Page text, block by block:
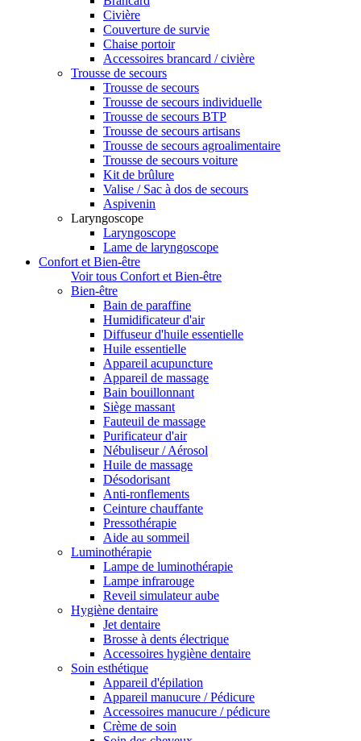
Civière
Couverture de survie
Chaise portoir
Accessoires brancard / civière
Trousse de secours
Trousse de secours
Trousse de secours individuelle
Trousse de secours BTP
Trousse de secours artisans
Trousse de secours agroalimentaire
Trousse de secours voiture
Kit de brûlure
Valise / Sac à dos de secours
Aspivenin
Laryngoscope
Laryngoscope
Lame de laryngoscope
Confort et Bien-être
Voir tous Confort et Bien-être
Bien-être
Bain de paraffine
Humidificateur d'air
Diffuseur d'huile essentielle
Huile essentielle
Appareil acupuncture
Appareil de massage
Bain bouillonnant
Siège massant
Fauteuil de massage
Purificateur d'air
Nébuliseur / Aérosol
Huile de massage
Désodorisant
Anti-ronflements
Ceinture chauffante
Pressothérapie
Aide au sommeil
Luminothérapie
Lampe de luminothérapie
Lampe infrarouge
Reveil simulateur aube
Hygiène dentaire
Jet dentaire
Brosse à dents électrique
Accessoires hygiène dentaire
Soin esthétique
Appareil d'épilation
Appareil manucure / Pédicure
Accessoires manucure / pédicure
Crème de soin